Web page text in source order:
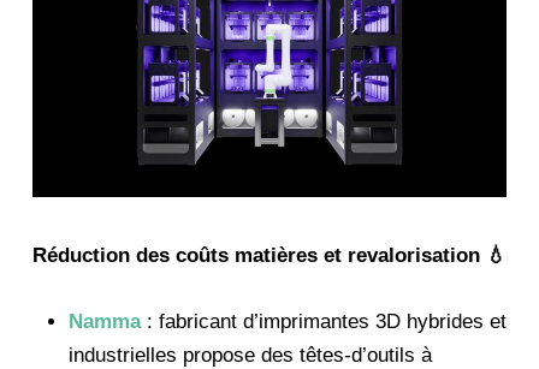
Réduction des coûts matières et revalorisation 💧
Namma : fabricant d’imprimantes 3D hybrides et
industrielles propose des têtes-d’outils à